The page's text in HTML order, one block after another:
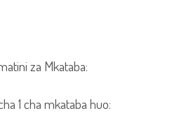
za Mkataba:
1 cha mkataba huo: